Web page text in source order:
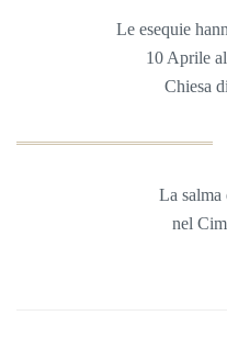
Le esequie
10 Aprile
Chiesa
La salma
nel